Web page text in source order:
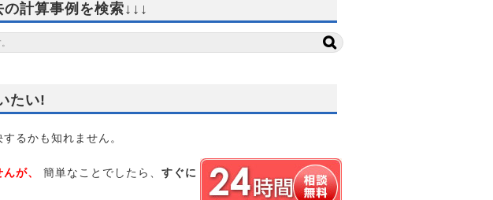
計算事例を検索↓↓↓
たい!
るかも知れません。
が、 簡単なことでしたら、 すぐに